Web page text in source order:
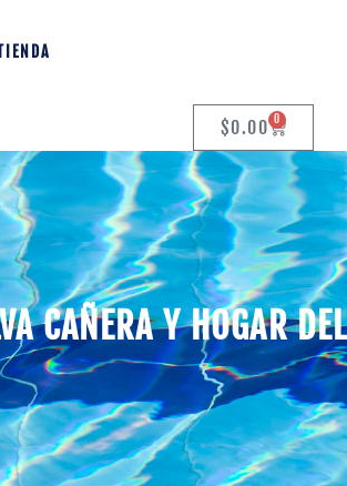
$0.00 0
CAÑERA Y HOGAR